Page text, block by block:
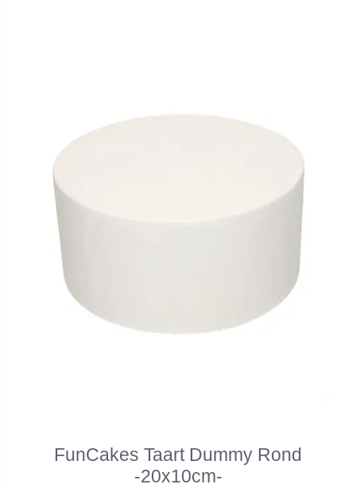
FunCakes Taart Dummy Rond
-20x10cm-